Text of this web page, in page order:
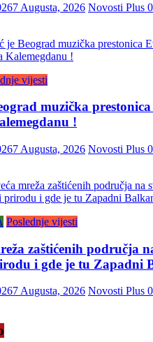
7 Augusta, 2026 Novosti Plus
vijesti
muzička
!
7 Augusta, 2026 Novosti Plus
Poslednje vijesti
zaštićenih područja
i gde je tu Zapadni
7 Augusta, 2026 Novosti Plus